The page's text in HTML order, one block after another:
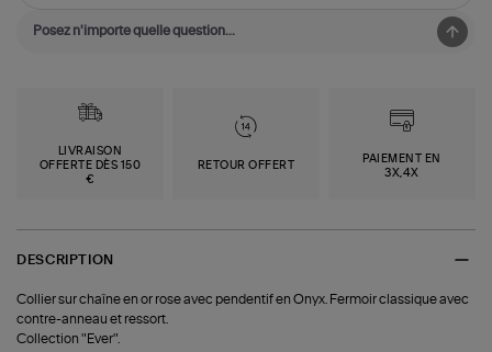
LIVRAISON
OFFERTE DÈS 150
€
RETOUR OFFERT
PAIEMENT EN
3X,4X
DESCRIPTION
Collier sur chaîne en or rose avec pendentif en Onyx. Fermoir classique avec
contre-anneau et ressort.
Collection "Ever".